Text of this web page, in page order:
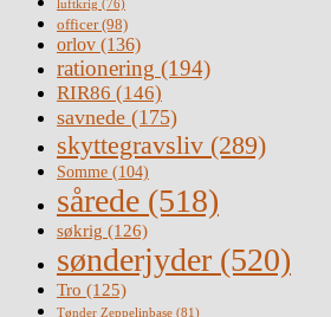
luftkrig (76)
officer(98)
orlov (136)
rationering (194)
RIR86 (146)
savnede (175)
skyttegravsliv (289)
Somme (104)
sårede (518)
søkrig (126)
sønderjyder (520)
Tro (125)
Tønder Zeppelinbase (81)